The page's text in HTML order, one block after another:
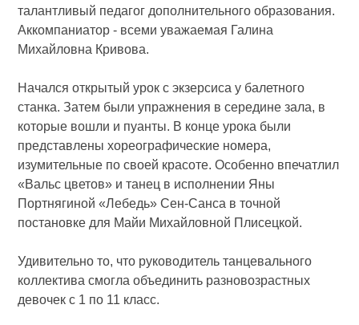
талантливый педагог дополнительного образования.
Аккомпаниатор - всеми уважаемая Галина
Михайловна Кривова.
Начался открытый урок с экзерсиса у балетного
станка. Затем были упражнения в середине зала, в
которые вошли и пуанты. В конце урока были
представлены хореографические номера,
изумительные по своей красоте. Особенно впечатлил
«Вальс цветов» и танец в исполнении Яны
Портнягиной «Лебедь» Сен-Санса в точной
постановке для Майи Михайловной Плисецкой.
Удивительно то, что руководитель танцевального
коллектива смогла объединить разновозрастных
девочек с 1 по 11 класс.